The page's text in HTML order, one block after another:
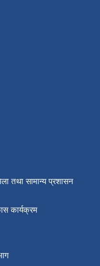
तथा सामान्य प्रशासन
कार्यक्रम